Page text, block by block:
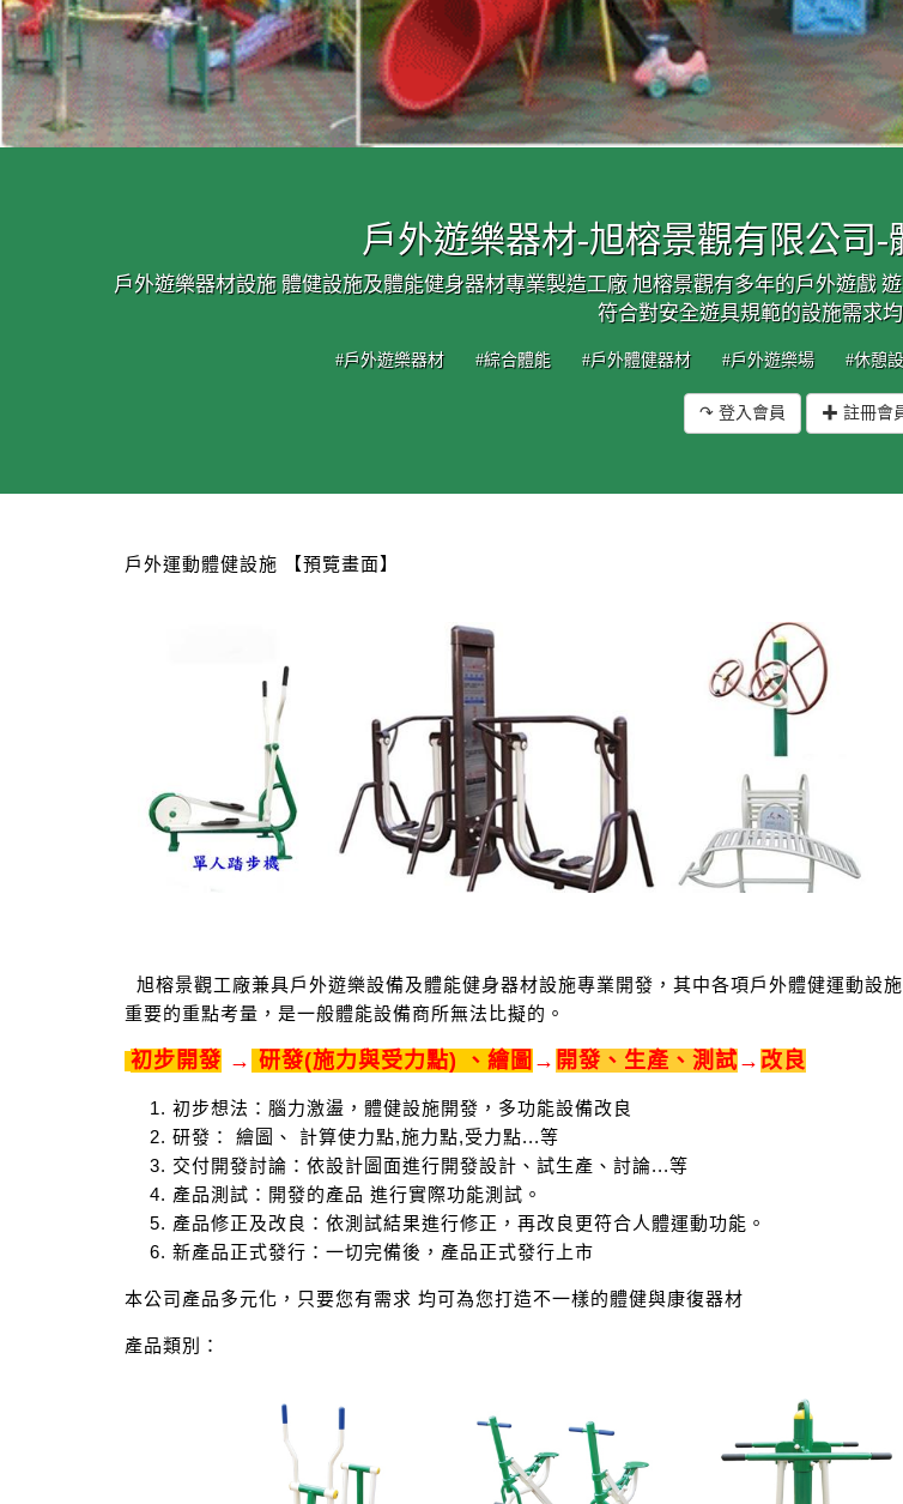
戶外遊樂器材-旭榕景觀有限公司
戶外遊樂器材設施 體健設施及體能健身器材專業製造工廠 旭榕景觀有多年的戶外遊戲
符合對安全遊具規範的設施需求
#戶外遊樂器材 #綜合體能 #戶外體健器材 #戶外遊樂場 #休憩
↷ 登入會員 ✚ 註冊會